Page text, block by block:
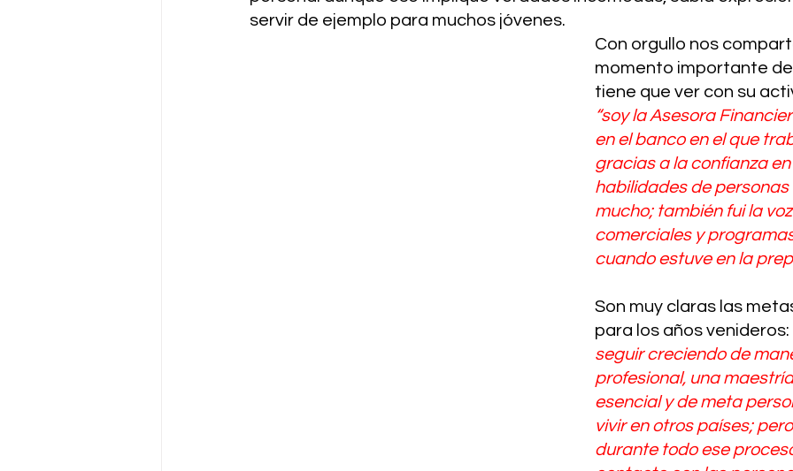
servir de ejemplo para muchos jóvenes.
Con orgullo nos
momento importante de
tiene que ver con su
“soy la Asesora
en el banco en el que
gracias a la confianza
habilidades de
mucho; también fui la
comerciales y
cuando estuve en la
Son muy claras las
para los años venideros:
seguir creciendo de
profesional, una
esencial y de meta
vivir en otros países;
durante todo ese